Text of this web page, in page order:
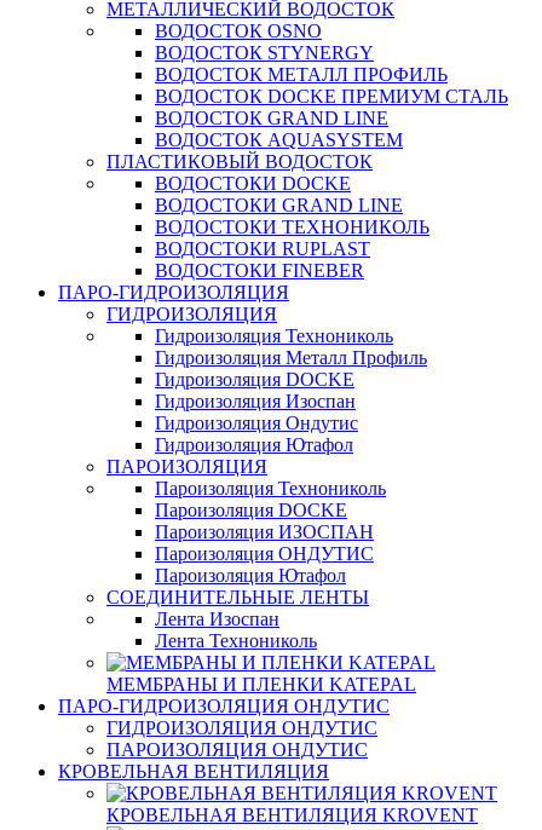
МЕТАЛЛИЧЕСКИЙ ВОДОСТОК
ВОДОСТОК OSNO
ВОДОСТОК STYNERGY
ВОДОСТОК МЕТАЛЛ ПРОФИЛЬ
ВОДОСТОК DOCKE ПРЕМИУМ СТАЛЬ
ВОДОСТОК GRAND LINE
ВОДОСТОК AQUASYSTEM
ПЛАСТИКОВЫЙ ВОДОСТОК
ВОДОСТОКИ DOCKE
ВОДОСТОКИ GRAND LINE
ВОДОСТОКИ ТЕХНОНИКОЛЬ
ВОДОСТОКИ RUPLAST
ВОДОСТОКИ FINEBER
ПАРО-ГИДРОИЗОЛЯЦИЯ
ГИДРОИЗОЛЯЦИЯ
Гидроизоляция Технониколь
Гидроизоляция Металл Профиль
Гидроизоляция DOCKE
Гидроизоляция Изоспан
Гидроизоляция Ондутис
Гидроизоляция Ютафол
ПАРОИЗОЛЯЦИЯ
Пароизоляция Технониколь
Пароизоляция DOCKE
Пароизоляция ИЗОСПАН
Пароизоляция ОНДУТИС
Пароизоляция Ютафол
СОЕДИНИТЕЛЬНЫЕ ЛЕНТЫ
Лента Изоспан
Лента Технониколь
МЕМБРАНЫ И ПЛЕНКИ KATEPAL
ПАРО-ГИДРОИЗОЛЯЦИЯ ОНДУТИС
ГИДРОИЗОЛЯЦИЯ ОНДУТИС
ПАРОИЗОЛЯЦИЯ ОНДУТИС
КРОВЕЛЬНАЯ ВЕНТИЛЯЦИЯ
КРОВЕЛЬНАЯ ВЕНТИЛЯЦИЯ KROVENT